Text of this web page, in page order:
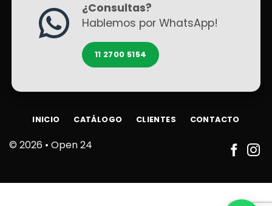
¿Consultas?
Hablemos por WhatsApp!
11 2700 5154
© 2026 • Open 24
INICIO CATÁLOGO CLIENTES CONTACTO